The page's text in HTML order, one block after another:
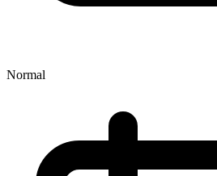
Normal